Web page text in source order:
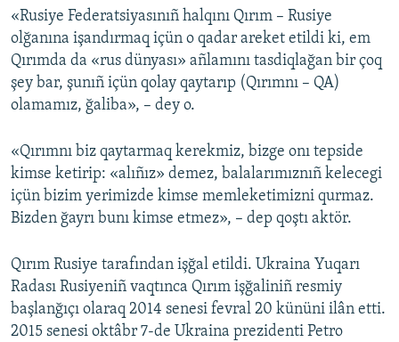
«Rusiye Federatsiyasınıñ halqını Qırım – Rusiye
olğanına işandırmaq içün o qadar areket etildi ki, em
Qırımda da «rus dünyası» añlamını tasdiqlağan bir çoq
şey bar, şunıñ içün qolay qaytarıp (Qırımnı – QA)
olamamız, ğaliba», – dey o.
«Qırımnı biz qaytarmaq kerekmiz, bizge onı tepside
kimse ketirip: «alıñız» demez, balalarımıznıñ kelecegi
içün bizim yerimizde kimse memleketimizni qurmaz.
Bizden ğayrı bunı kimse etmez», – dep qoştı aktör.
Qırım Rusiye tarafından işğal etildi. Ukraina Yuqarı
Radası Rusiyeniñ vaqtınca Qırım işğaliniñ resmiy
başlanğıçı olaraq 2014 senesi fevral 20 kününi ilân etti.
2015 senesi oktâbr 7-de Ukraina prezidenti Petro